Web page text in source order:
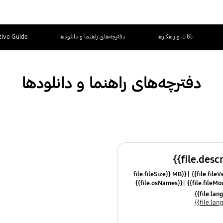
نکات و راهکارها دفترچه‌های راهنما و دانلودها Guide
دفترچه‌های راهنما و دانلودها
{{file.fileSize}} MB
{{file.osNames}}